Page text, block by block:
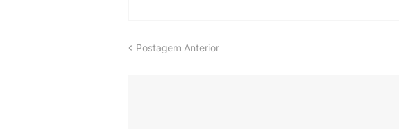
Postagem Anterior